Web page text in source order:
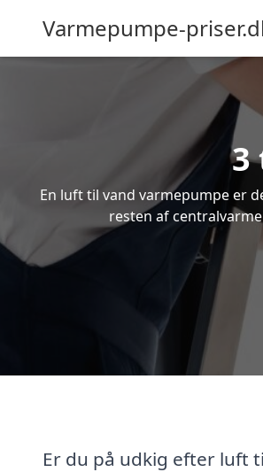
Varmepumpe-
3
En luft til vand varmepumpe er
resten af
Er du på udkig efter luft